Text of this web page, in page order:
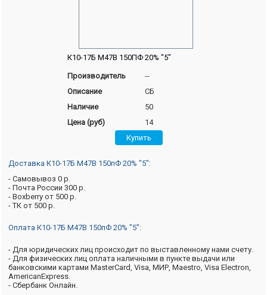
К10-17Б М47В 150ПФ 20% "5"
Производитель
--
Описание
СБ
Наличие
50
Цена (руб)
14
Доставка К10-17Б М47В 150пФ 20% "5":
- Самовывоз 0 р.
- Почта России 300 р.
- Boxberry от 500 р.
- ТК от 500 р.
Оплата К10-17Б М47В 150пФ 20% "5":
- Для юридических лиц происходит по выставленному нами счету.
- Для физических лиц оплата наличными в пункте выдачи или
банковскими картами MasterCard, Visa, МИР, Maestro, Visa Electron,
AmericanExpress.
- Сбербанк Онлайн.